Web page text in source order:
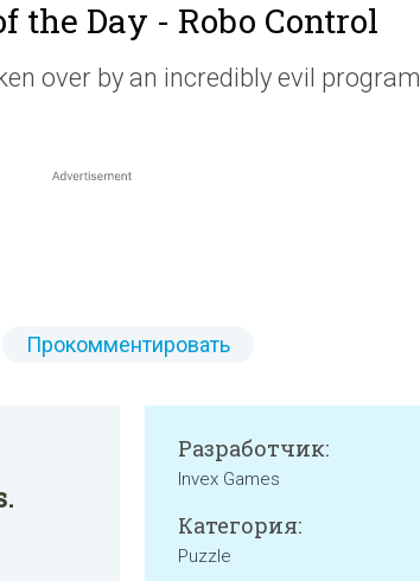
the Day - Robo Control
over by an incredibly evil program
Прокомментировать
Разработчик:
Invex Games
Категория:
Puzzle